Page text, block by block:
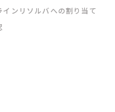
ンリソルバへの割り当て